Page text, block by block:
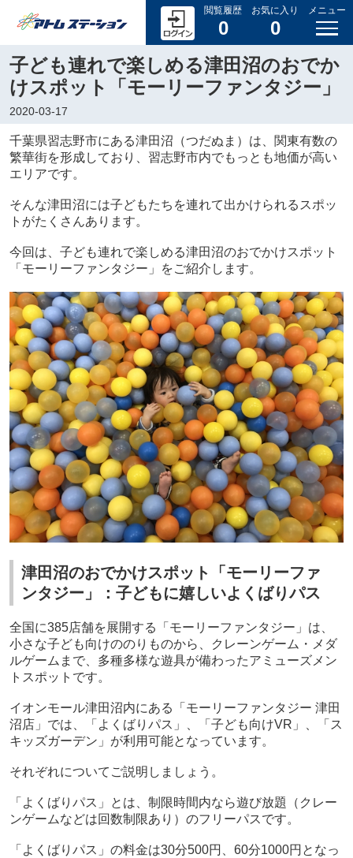
閲覧履歴
0
お気に入り
0
メニュー
子ども連れで楽しめる津田沼のおでか
けスポット「モーリーファンタジー」
2020-03-17
千葉県習志野市にある津田沼（つだぬま）は、関東有数の
繁華街を形成しており、習志野市内でもっとも地価が高い
エリアです。
そんな津田沼には子どもたちを連れて出かけられるスポッ
トがたくさんあります。
今回は、子ども連れで楽しめる津田沼のおでかけスポット
「モーリーファンタジー」をご紹介します。
津田沼のおでかけスポット「モーリーファ
ンタジー」：子どもに嬉しいよくばりパス
全国に385店舗を展開する「モーリーファンタジー」は、
小さな子ども向けののりものから、クレーンゲーム・メダ
ルゲームまで、多種多様な遊具が備わったアミューズメン
トスポットです。
イオンモール津田沼内にある「モーリーファンタジー 津田
沼店」では、「よくばりパス」、「子ども向けVR」、「ス
キッズガーデン」が利用可能となっています。
それぞれについてご説明しましょう。
「よくばりパス」とは、制限時間内なら遊び放題（クレー
ンゲームなどは回数制限あり）のフリーパスです。
「よくばりパス」の料金は30分500円、60分1000円となっ